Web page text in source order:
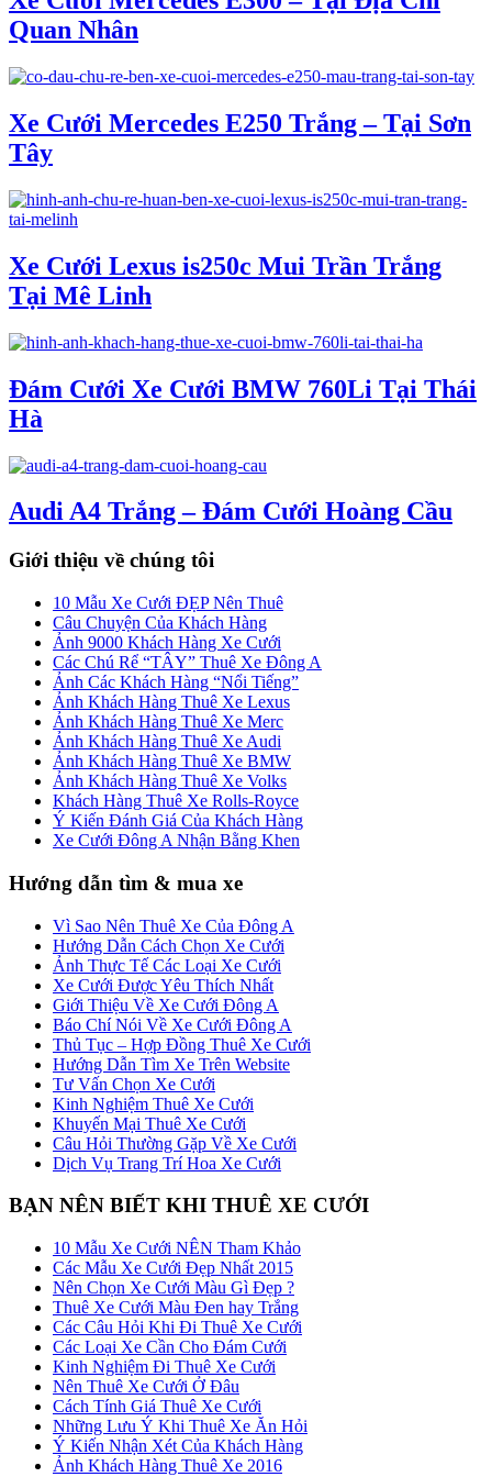
Quan Nhân
Xe Cưới Mercedes E250 Trắng – Tại Sơn
Tây
Xe Cưới Lexus is250c Mui Trần Trắng
Tại Mê Linh
Đám Cưới Xe Cưới BMW 760Li Tại Thái
Hà
Audi A4 Trắng – Đám Cưới Hoàng Cầu
Giới thiệu về chúng tôi
10 Mẫu Xe Cưới ĐẸP Nên Thuê
Câu Chuyện Của Khách Hàng
Ảnh 9000 Khách Hàng Xe Cưới
Các Chú Rể “TÂY” Thuê Xe Đông A
Ảnh Các Khách Hàng “Nổi Tiếng”
Ảnh Khách Hàng Thuê Xe Lexus
Ảnh Khách Hàng Thuê Xe Merc
Ảnh Khách Hàng Thuê Xe Audi
Ảnh Khách Hàng Thuê Xe BMW
Ảnh Khách Hàng Thuê Xe Volks
Khách Hàng Thuê Xe Rolls-Royce
Ý Kiến Đánh Giá Của Khách Hàng
Xe Cưới Đông A Nhận Bằng Khen
Hướng dẫn tìm & mua xe
Vì Sao Nên Thuê Xe Của Đông A
Hướng Dẫn Cách Chọn Xe Cưới
Ảnh Thực Tế Các Loại Xe Cưới
Xe Cưới Được Yêu Thích Nhất
Giới Thiệu Về Xe Cưới Đông A
Báo Chí Nói Về Xe Cưới Đông A
Thủ Tục – Hợp Đồng Thuê Xe Cưới
Hướng Dẫn Tìm Xe Trên Website
Tư Vấn Chọn Xe Cưới
Kinh Nghiệm Thuê Xe Cưới
Khuyến Mại Thuê Xe Cưới
Câu Hỏi Thường Gặp Về Xe Cưới
Dịch Vụ Trang Trí Hoa Xe Cưới
BẠN NÊN BIẾT KHI THUÊ XE CƯỚI
10 Mẫu Xe Cưới NÊN Tham Khảo
Các Mẫu Xe Cưới Đẹp Nhất 2015
Nên Chọn Xe Cưới Màu Gì Đẹp ?
Thuê Xe Cưới Màu Đen hay Trắng
Các Câu Hỏi Khi Đi Thuê Xe Cưới
Các Loại Xe Cần Cho Đám Cưới
Kinh Nghiệm Đi Thuê Xe Cưới
Nên Thuê Xe Cưới Ở Đâu
Cách Tính Giá Thuê Xe Cưới
Những Lưu Ý Khi Thuê Xe Ăn Hỏi
Ý Kiến Nhận Xét Của Khách Hàng
Ảnh Khách Hàng Thuê Xe 2016